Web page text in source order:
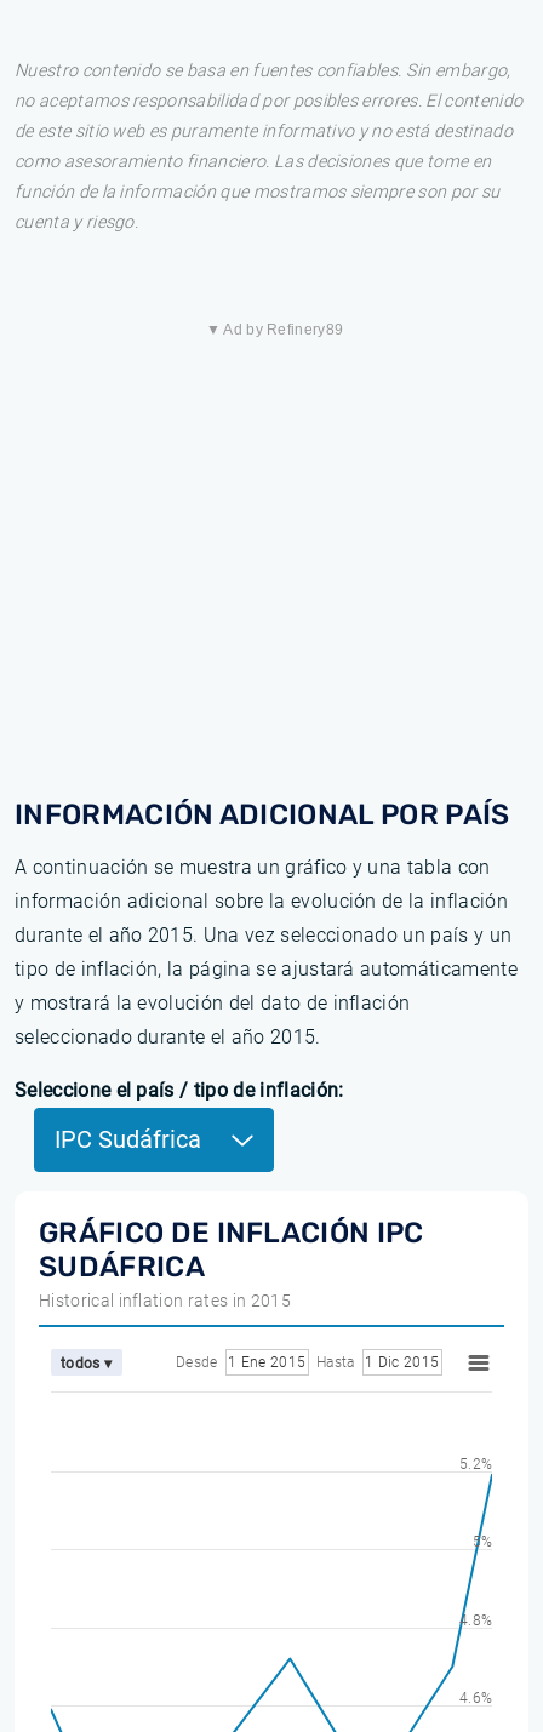
Nuestro contenido se basa en fuentes confiables. Sin embargo,
no aceptamos responsabilidad por posibles errores. El contenido
de este sitio web es puramente informativo y no está destinado
como asesoramiento financiero. Las decisiones que tome en
función de la información que mostramos siempre son por su
cuenta y riesgo.
▼ Ad by Refinery89
INFORMACIÓN ADICIONAL POR PAÍS
A continuación se muestra un gráfico y una tabla con
información adicional sobre la evolución de la inflación
durante el año 2015. Una vez seleccionado un país y un
tipo de inflación, la página se ajustará automáticamente
y mostrará la evolución del dato de inflación
seleccionado durante el año 2015.
Seleccione el país / tipo de inflación:
IPC Sudáfrica
GRÁFICO DE INFLACIÓN IPC
SUDÁFRICA
Historical inflation rates in 2015
todos ▾ Desde 1 Ene 2015 Hasta 1 Dic 2015
4.6%
4.8%
5%
5.2%